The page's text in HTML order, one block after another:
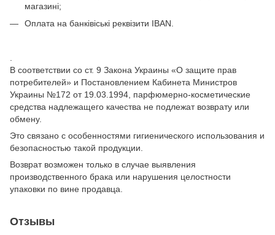
магазині;
Оплата на банківіські реквізити IBAN.
В соответствии со ст. 9 Закона Украины «О защите прав
потребителей» и Постановлением Кабинета Министров
Украины №172 от 19.03.1994, парфюмерно-косметические
средства надлежащего качества не подлежат возврату или
обмену.
Это связано с особенностями гигиенического использования и
безопасностью такой продукции.
Возврат возможен только в случае выявления
производственного брака или нарушения целостности
упаковки по вине продавца.
Отзывы